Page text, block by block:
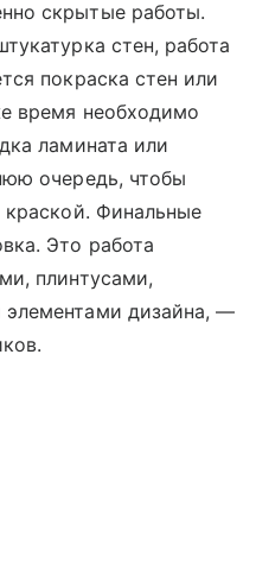
скрытые работы.
стен, работа
покраска стен или
время необходимо
ламината или
очередь, чтобы
краской. Финальные
Это работа
плинтусами,
дизайна, —